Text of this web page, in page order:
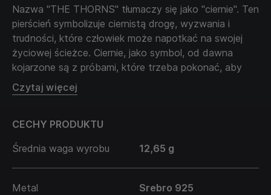
Nazwa "THE THORNS" tłumaczy się jako "ciernie". Ten
pierścień symbolizuje ciernistą drogę, wyzwania i
trudności, które człowiek może napotkać na swojej
życiowej ścieżce. Ciernie, jako symbol, od dawna
kojarzone są z próbami, które trzeba pokonać, aby
osiągnąć swoje cele.
Symbolika pierścienia przypomina, że trudności i
pokonywanie stajemy się silniejsi i mądrzejsi. "THE
THORNS" uosabia wytrwałość, determinację i odwagę
w pokonywaniu wyzwań. Ten pierścień przypomina, że
droga do sukcesu zawsze jest ciernista, ale to właśnie
te przeszkody pomagają nam osiągnąć nasze cele.
Czytaj więcej
CECHY PRODUKTU
Średnia waga wyrobu
12,65 g
Metal Srebro 925